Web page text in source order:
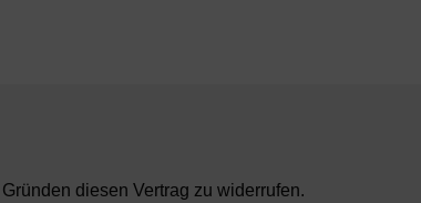
diesen Vertrag zu widerrufen.